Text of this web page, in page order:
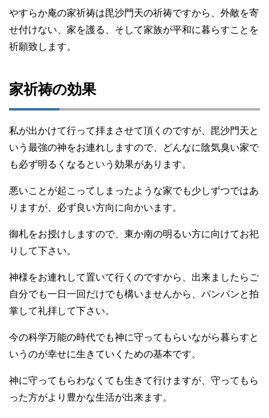
やすらか庵の家祈祷は毘沙門天の祈祷ですから、外敵を寄
せ付けない、家を護る、そして家族が平和に暮らすことを
祈願致します。
家祈祷の効果
私が出かけて行って拝まさせて頂くのですが、毘沙門天と
いう最強の神をお連れしますので、どんなに陰気臭い家で
も必ず明るくなるという効果があります。
悪いことが起こってしまったような家でも少しずつではあ
りますが、必ず良い方向に向かいます。
御札をお授けしますので、東か南の明るい方に向けてお祀
りして下さい。
神様をお連れして置いて行くのですから、出来ましたらご
自分でも一日一回だけでも構いませんから、パンパンと拍
掌して礼拝して下さい。
今の科学万能の時代でも神に守ってもらいながら暮らすと
いうのが幸せに生きていくための基本です。
神に守ってもらわなくても生きて行けますが、守ってもら
った方がより豊かな生活が出来ます。